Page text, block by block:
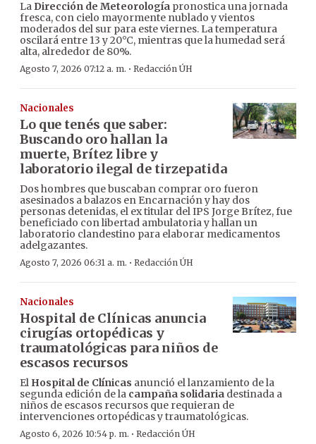
La Dirección de Meteorología pronostica una jornada
fresca, con cielo mayormente nublado y vientos
moderados del sur para este viernes. La temperatura
oscilará entre 13 y 20°C, mientras que la humedad será
alta, alrededor de 80%.
Agosto 7, 2026 07:12 a. m. · Redacción ÚH
Nacionales
Lo que tenés que saber:
Buscando oro hallan la
muerte, Brítez libre y
laboratorio ilegal de tirzepatida
Dos hombres que buscaban comprar oro fueron
asesinados a balazos en Encarnación y hay dos
personas detenidas, el ex titular del IPS Jorge Brítez, fue
beneficiado con libertad ambulatoria y hallan un
laboratorio clandestino para elaborar medicamentos
adelgazantes.
Agosto 7, 2026 06:31 a. m. · Redacción ÚH
Nacionales
Hospital de Clínicas anuncia
cirugías ortopédicas y
traumatológicas para niños de
escasos recursos
El Hospital de Clínicas anunció el lanzamiento de la
segunda edición de la campaña solidaria destinada a
niños de escasos recursos que requieran de
intervenciones ortopédicas y traumatológicas.
Agosto 6, 2026 10:54 p. m. · Redacción ÚH